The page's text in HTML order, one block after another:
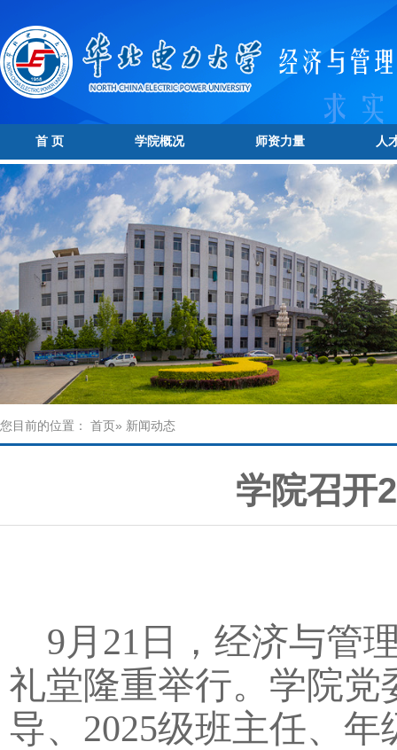
首 页 学院概况 师资力量 人
您目前的位置： 首页» 新闻动态
学院召开
9月21日，经济与管
礼堂隆重举行。学院
导、2025级班主任、